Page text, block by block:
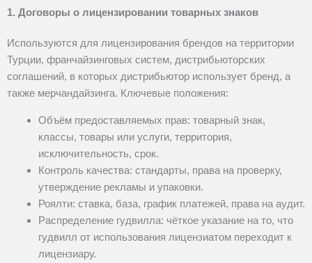
1. Договоры о лицензировании товарных знаков
Используются для лицензирования брендов на территории
Турции, франчайзинговых систем, дистрибьюторских
соглашений, в которых дистрибьютор использует бренд, а
также мерчандайзинга. Ключевые положения:
Объём предоставляемых прав: товарный знак,
классы, товары или услуги, территория,
исключительность, срок.
Контроль качества: стандарты, права на проверку,
утверждение рекламы и упаковки.
Роялти: ставка, база, график платежей, права на аудит.
Распределение гудвилла: чёткое указание на то, что
гудвилл от использования лицензиатом переходит к
лицензиару.